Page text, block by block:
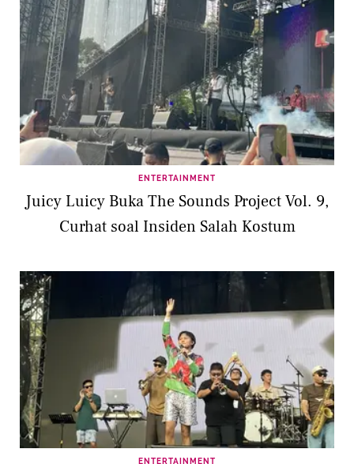
ENTERTAINMENT
Juicy Luicy Buka The Sounds Project Vol. 9,
Curhat soal Insiden Salah Kostum
ENTERTAINMENT